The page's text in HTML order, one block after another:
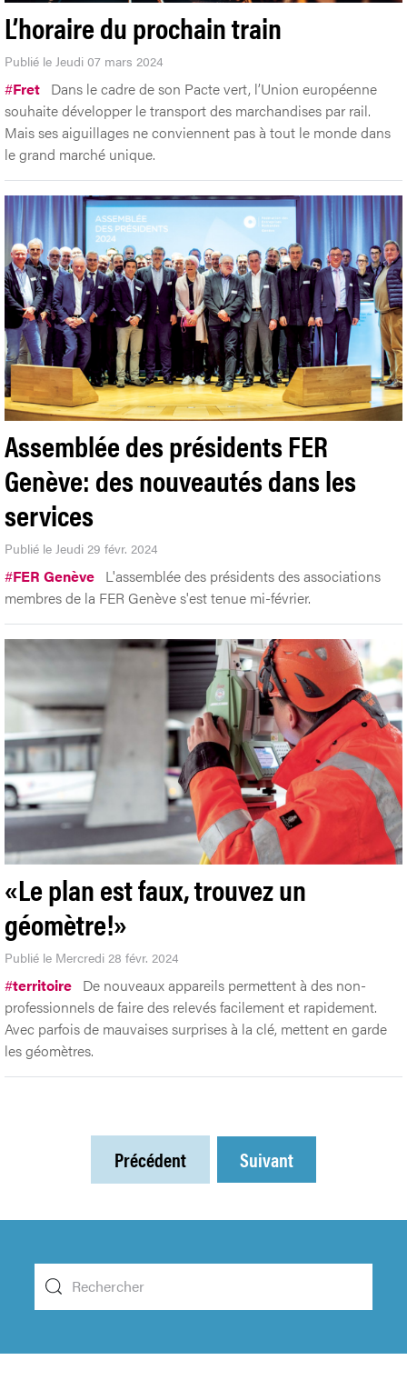
L’horaire du prochain train
Publié le Jeudi 07 mars 2024
#Fret Dans le cadre de son Pacte vert, l’Union européenne
souhaite développer le transport des marchandises par rail.
Mais ses aiguillages ne conviennent pas à tout le monde dans
le grand marché unique.
Assemblée des présidents FER
Genève: des nouveautés dans les
services
Publié le Jeudi 29 févr. 2024
#FER Genève L'assemblée des présidents des associations
membres de la FER Genève s'est tenue mi-février.
«Le plan est faux, trouvez un
géomètre!»
Publié le Mercredi 28 févr. 2024
#territoire De nouveaux appareils permettent à des non-
professionnels de faire des relevés facilement et rapidement.
Avec parfois de mauvaises surprises à la clé, mettent en garde
les géomètres.
Précédent Suivant